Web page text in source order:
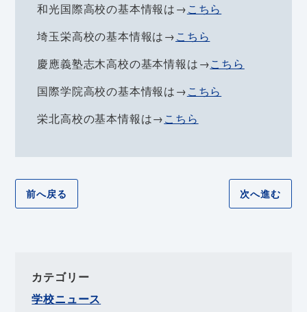
和光国際高校の基本情報は→こちら
埼玉栄高校の基本情報は→こちら
慶應義塾志木高校の基本情報は→こちら
国際学院高校の基本情報は→こちら
栄北高校の基本情報は→こちら
前へ戻る 次へ進む
カテゴリー
学校ニュース